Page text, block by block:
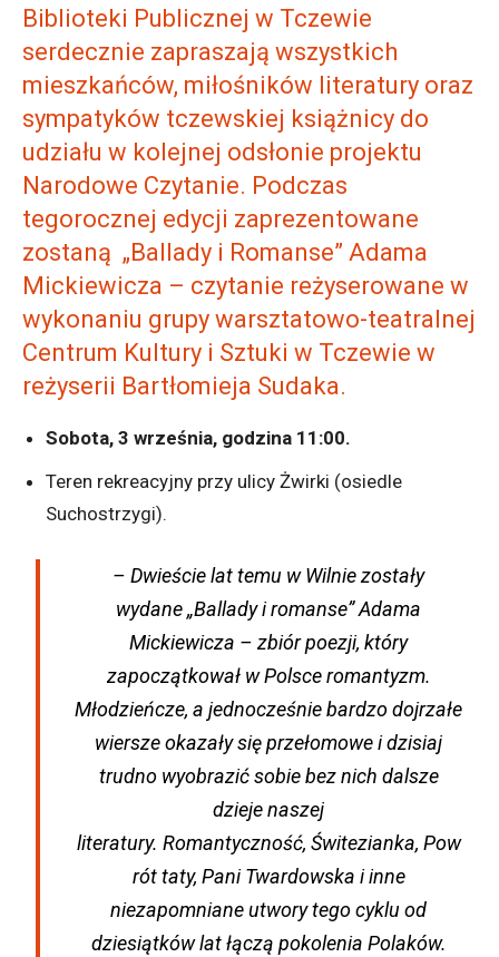
Biblioteki Publicznej w Tczewie
serdecznie zapraszają wszystkich
mieszkańców, miłośników literatury oraz
sympatyków tczewskiej książnicy do
udziału w kolejnej odsłonie projektu
Narodowe Czytanie. Podczas
tegorocznej edycji zaprezentowane
zostaną „Ballady i Romanse” Adama
Mickiewicza – czytanie reżyserowane w
wykonaniu grupy warsztatowo-teatralnej
Centrum Kultury i Sztuki w Tczewie w
reżyserii Bartłomieja Sudaka.
Sobota, 3 września, godzina 11:00.
Teren rekreacyjny przy ulicy Żwirki (osiedle
Suchostrzygi).
– Dwieście lat temu w Wilnie zostały
wydane „Ballady i romanse” Adama
Mickiewicza – zbiór poezji, który
zapoczątkował w Polsce romantyzm.
Młodzieńcze, a jednocześnie bardzo dojrzałe
wiersze okazały się przełomowe i dzisiaj
trudno wyobrazić sobie bez nich dalsze
dzieje naszej
literatury. Romantyczność, Świtezianka, Pow
rót taty, Pani Twardowska i inne
niezapomniane utwory tego cyklu od
dziesiątków lat łączą pokolenia Polaków.